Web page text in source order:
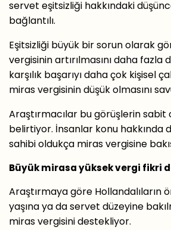
servet eşitsizliği hakkındaki
bağlantılı.
Eşitsizliği büyük bir sorun olarak
vergisinin artırılmasını daha fazla
karşılık başarıyı daha çok kişisel
miras vergisinin düşük olmasını
Araştırmacılar bu görüşlerin sabit
belirtiyor. İnsanlar konu hakkında
sahibi oldukça miras vergisine
Büyük mirasa yüksek vergi fikri
Araştırmaya göre Hollandalıların
yaşına ya da servet düzeyine
miras vergisini destekliyor.